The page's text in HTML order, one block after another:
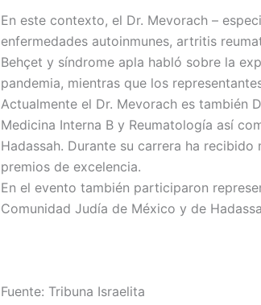
En este contexto, el Dr. Mevorach –
enfermedades autoinmunes, artritis
Behçet y síndrome apla habló sobre la
pandemia, mientras que los
Actualmente el Dr. Mevorach es también
Medicina Interna B y Reumatología así
Hadassah. Durante su carrera ha
premios de excelencia.
En el evento también participaron
Comunidad Judía de México y de
Fuente: Tribuna Israelita